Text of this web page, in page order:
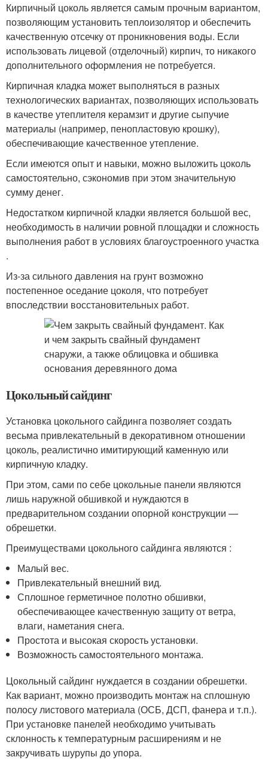
Кирпичный цоколь является самым прочным вариантом,
позволяющим установить теплоизолятор и обеспечить
качественную отсечку от проникновения воды. Если
использовать лицевой (отделочный) кирпич, то никакого
дополнительного оформления не потребуется.
Кирпичная кладка может выполняться в разных
технологических вариантах, позволяющих использовать
в качестве утеплителя керамзит и другие сыпучие
материалы (например, пенопластовую крошку),
обеспечивающие качественное утепление.
Если имеются опыт и навыки, можно выложить цоколь
самостоятельно, сэкономив при этом значительную
сумму денег.
Недостатком кирпичной кладки является большой вес,
необходимость в наличии ровной площадки и сложность
выполнения работ в условиях благоустроенного участка
.
Из-за сильного давления на грунт возможно
постепенное оседание цоколя, что потребует
впоследствии восстановительных работ.
Цокольный сайдинг
Установка цокольного сайдинга позволяет создать
весьма привлекательный в декоративном отношении
цоколь, реалистично имитирующий каменную или
кирпичную кладку.
При этом, сами по себе цокольные панели являются
лишь наружной обшивкой и нуждаются в
предварительном создании опорной конструкции —
обрешетки.
Преимуществами цокольного сайдинга являются :
Малый вес.
Привлекательный внешний вид.
Сплошное герметичное полотно обшивки,
обеспечивающее качественную защиту от ветра,
влаги, наметания снега.
Простота и высокая скорость установки.
Возможность самостоятельного монтажа.
Цокольный сайдинг нуждается в создании обрешетки.
Как вариант, можно производить монтаж на сплошную
полосу листового материала (ОСБ, ДСП, фанера и т.п.).
При установке панелей необходимо учитывать
склонность к температурным расширениям и не
закручивать шурупы до упора.